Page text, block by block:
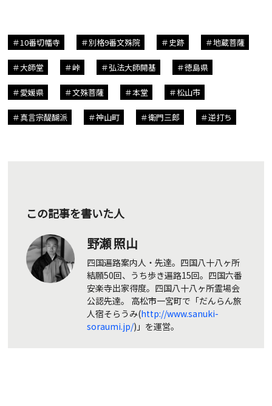
10番切幡寺 別格9番文殊院 史跡 地蔵菩薩
大師堂 峠 弘法大師開基 徳島県
愛媛県 文殊菩薩 本堂 松山市
真言宗醍醐派 神山町 衛門三郎 逆打ち
この記事を書いた人
野瀬 照山
四国遍路案内人・先達。四国八十八ヶ所
結願50回、うち歩き遍路15回。四国六番
安楽寺出家得度。四国八十八ヶ所霊場会
公認先達。 高松市一宮町で「だんらん旅
人宿そらうみ(http://www.sanuki-
soraumi.jp/)」を運営。